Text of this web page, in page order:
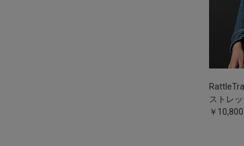
ストレ
￥10,800